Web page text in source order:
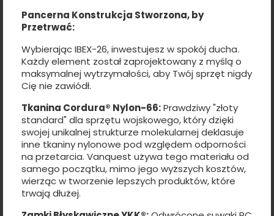
Pancerna Konstrukcja Stworzona, by
Przetrwać:
Wybierając IBEX-26, inwestujesz w spokój ducha.
Każdy element został zaprojektowany z myślą o
maksymalnej wytrzymałości, aby Twój sprzęt nigdy
Cię nie zawiódł.
Tkanina Cordura® Nylon-66:Prawdziwy "złoty
standard" dla sprzętu wojskowego, który dzięki
swojej unikalnej strukturze molekularnej deklasuje
inne tkaniny nylonowe pod względem odporności
na przetarcia. Vanquest używa tego materiału od
samego początku, mimo jego wyższych kosztów,
wierząc w tworzenie lepszych produktów, które
trwają dłużej.